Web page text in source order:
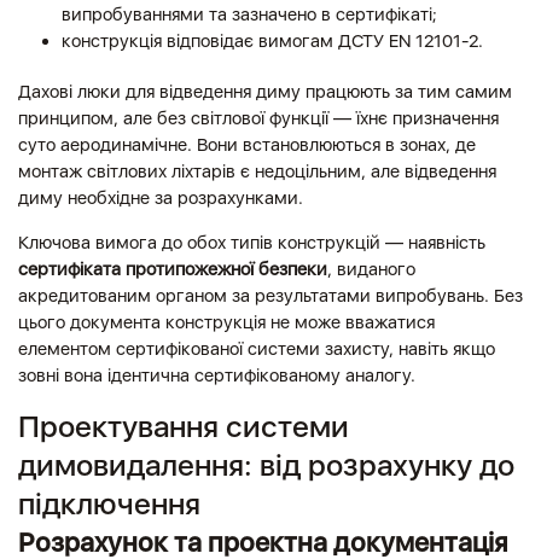
випробуваннями та зазначено в сертифікаті;
конструкція відповідає вимогам ДСТУ EN 12101-2.
Дахові люки для відведення диму працюють за тим самим
принципом, але без світлової функції — їхнє призначення
суто аеродинамічне. Вони встановлюються в зонах, де
монтаж світлових ліхтарів є недоцільним, але відведення
диму необхідне за розрахунками.
Ключова вимога до обох типів конструкцій — наявність
сертифіката протипожежної безпеки, виданого
акредитованим органом за результатами випробувань. Без
цього документа конструкція не може вважатися
елементом сертифікованої системи захисту, навіть якщо
зовні вона ідентична сертифікованому аналогу.
Проектування системи
димовидалення: від розрахунку до
підключення
Розрахунок та проектна документація